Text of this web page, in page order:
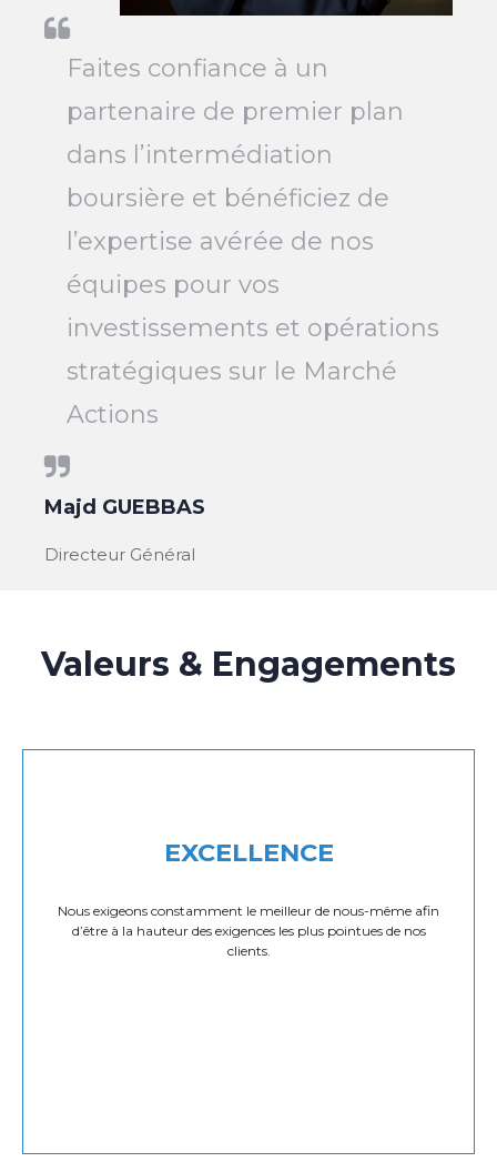
Faites confiance à un
partenaire de premier plan
dans l’intermédiation
boursière et bénéficiez de
l’expertise avérée de nos
équipes pour vos
investissements et opérations
stratégiques sur le Marché
Actions
Majd GUEBBAS
Directeur Général
Valeurs & Engagements
EXCELLENCE
Nous exigeons constamment le meilleur de nous-même afin
d’être à la hauteur des exigences les plus pointues de nos
clients.